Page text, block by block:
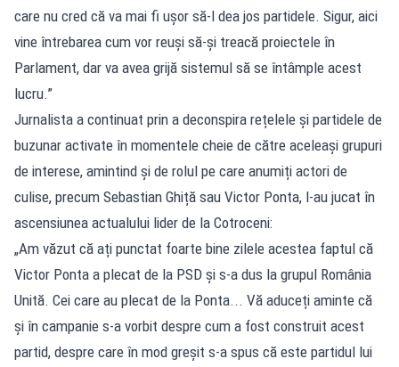
care nu cred că va mai fi ușor să-l dea jos partidele. Sigur, aici
vine întrebarea cum vor reuși să-și treacă proiectele în
Parlament, dar va avea grijă sistemul să se întâmple acest
lucru.”
Jurnalista a continuat prin a deconspira rețelele și partidele de
buzunar activate în momentele cheie de către aceleași grupuri
de interese, amintind și de rolul pe care anumiți actori de
culise, precum Sebastian Ghiță sau Victor Ponta, l-au jucat în
ascensiunea actualului lider de la Cotroceni:
„Am văzut că ați punctat foarte bine zilele acestea faptul că
Victor Ponta a plecat de la PSD și s-a dus la grupul România
Unită. Cei care au plecat de la Ponta... Vă aduceți aminte că
și în campanie s-a vorbit despre cum a fost construit acest
partid, despre care în mod greșit s-a spus că este partidul lui